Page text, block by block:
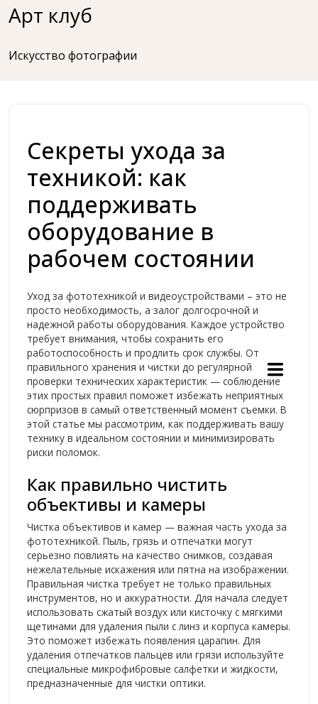
Перейти
к
Арт клуб
Искусство фотографии
Секреты ухода за
техникой: как
поддерживать
оборудование в
рабочем состоянии
Уход за фототехникой и видеоустройствами – это не
просто необходимость, а залог долгосрочной и
надежной работы оборудования. Каждое устройство
требует внимания, чтобы сохранить его
работоспособность и продлить срок службы. От
правильного хранения и чистки до регулярной
проверки технических характеристик — соблюдение
этих простых правил поможет избежать неприятных
сюрпризов в самый ответственный момент съемки. В
этой статье мы рассмотрим, как поддерживать вашу
технику в идеальном состоянии и минимизировать
риски поломок.
Как правильно чистить
объективы и камеры
Чистка объективов и камер — важная часть ухода за
фототехникой. Пыль, грязь и отпечатки могут
серьезно повлиять на качество снимков, создавая
нежелательные искажения или пятна на изображении.
Правильная чистка требует не только правильных
инструментов, но и аккуратности. Для начала следует
использовать сжатый воздух или кисточку с мягкими
щетинами для удаления пыли с линз и корпуса камеры.
Это поможет избежать появления царапин. Для
удаления отпечатков пальцев или грязи используйте
специальные микрофибровые салфетки и жидкости,
предназначенные для чистки оптики.